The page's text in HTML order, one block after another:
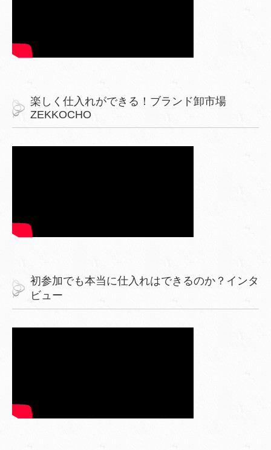
楽しく仕入れができる！ブランド卸市場
ZEKKOCHO
初参加でも本当に仕入れはできるのか？インタ
ビュー